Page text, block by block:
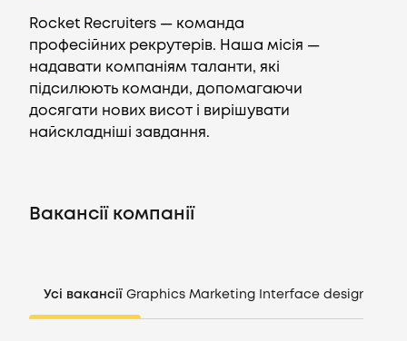
Компанії
Rocket Recruiters — команда
професійних рекрутерів. Наша місія —
надавати компаніям таланти, які
підсилюють команди, допомагаючи
досягати нових висот і вирішувати
найскладніші завдання.
Вакансії компанії
Усі вакансії Graphics Marketing Interface design